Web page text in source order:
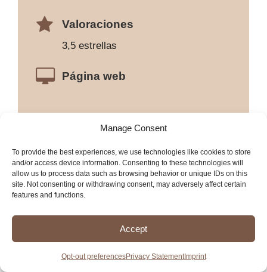
Manage Consent
To provide the best experiences, we use technologies like cookies to store
and/or access device information. Consenting to these technologies will
allow us to process data such as browsing behavior or unique IDs on this
site. Not consenting or withdrawing consent, may adversely affect certain
features and functions.
Accept
Opt-out preferencesPrivacy StatementImprint
Valoraciones
3,5 estrellas
Página web